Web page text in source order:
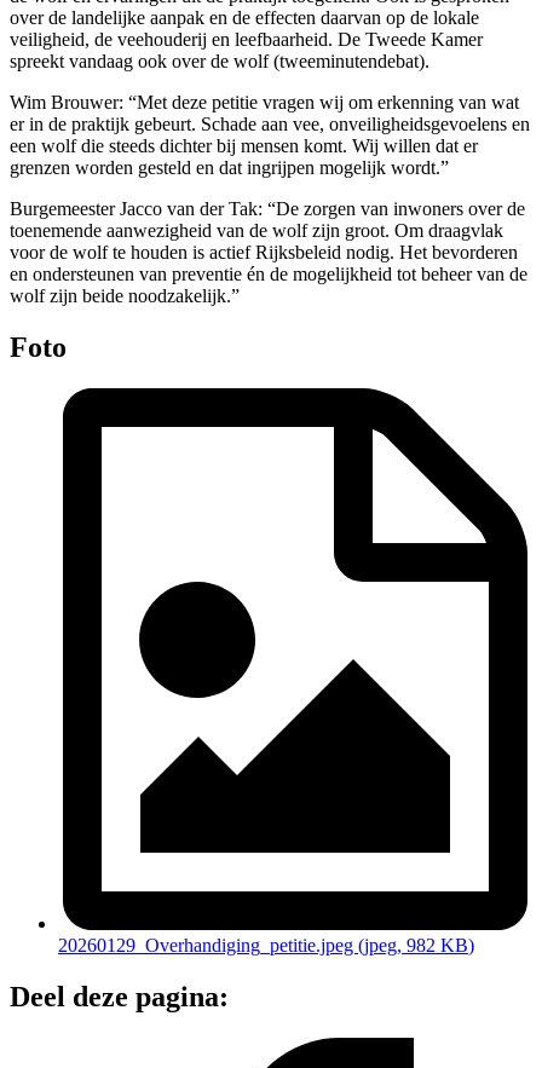
over de landelijke aanpak en de effecten daarvan op de lokale
veiligheid, de veehouderij en leefbaarheid. De Tweede Kamer
spreekt vandaag ook over de wolf (tweeminutendebat).
Wim Brouwer: “Met deze petitie vragen wij om erkenning van wat
er in de praktijk gebeurt. Schade aan vee, onveiligheidsgevoelens en
een wolf die steeds dichter bij mensen komt. Wij willen dat er
grenzen worden gesteld en dat ingrijpen mogelijk wordt.”
Burgemeester Jacco van der Tak: “De zorgen van inwoners over de
toenemende aanwezigheid van de wolf zijn groot. Om draagvlak
voor de wolf te houden is actief Rijksbeleid nodig. Het bevorderen
en ondersteunen van preventie én de mogelijkheid tot beheer van de
wolf zijn beide noodzakelijk.”
Foto
20260129_Overhandiging_petitie.jpeg (jpeg, 982 KB)
Deel deze pagina: